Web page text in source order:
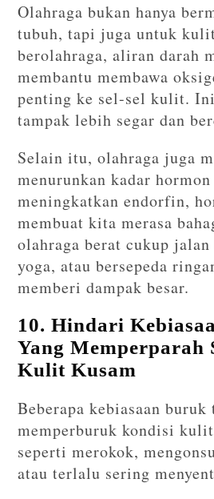
Olahraga bukan hanya
tubuh, tapi juga untuk
berolahraga, aliran darah
membantu membawa
penting ke sel-sel kulit.
tampak lebih segar dan
Selain itu, olahraga juga
menurunkan kadar
meningkatkan endorfin,
membuat kita merasa
olahraga berat cukup
yoga, atau bersepeda
memberi dampak besar.
10. Hindari
Yang Memperparah
Kulit Kusam
Beberapa kebiasaan buruk
memperburuk kondisi
seperti merokok,
atau terlalu sering